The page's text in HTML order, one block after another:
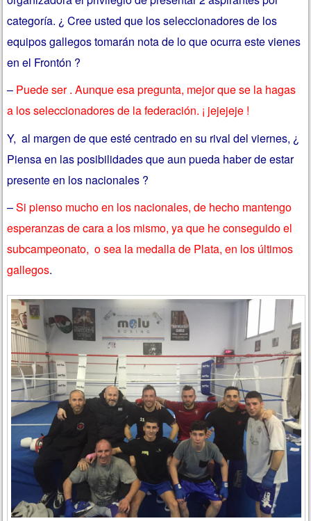
categoría. ¿ Cree usted que los seleccionadores de los
equipos gallegos tomarán nota de lo que ocurra este vienes
en el Frontón ?
– Puede ser . Aunque esa pregunta, mejor que se la hagas
a los seleccionadores de la federación. ¡ jejejeje !
Y, al margen de que esté centrado en su rival del viernes, ¿
Piensa en las posibilidades que aun pueda haber de estar
presente en los nacionales ?
–Si pienso mucho en los nacionales, de hecho mantengo
esperanzas de cara a los mismo, ya que he conseguido el
subcampeonato, o sea la medalla de Plata, en los últimos
gallegos.